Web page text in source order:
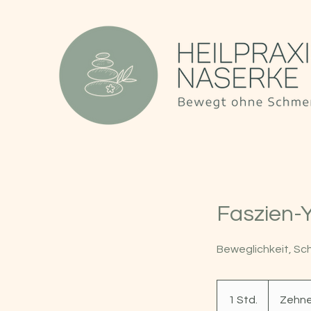
Faszien-
Beweglichkeit,
1 Std.